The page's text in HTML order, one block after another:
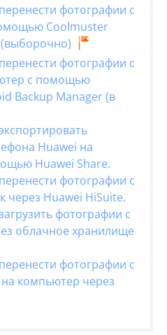
фотографии с
Coolmuster
фотографии с
с помощью
Backup Manager (в
Huawei на
Huawei Share.
фотографии с
через Huawei HiSuite.
фотографии с
облачное хранилище
фотографии с
компьютер через